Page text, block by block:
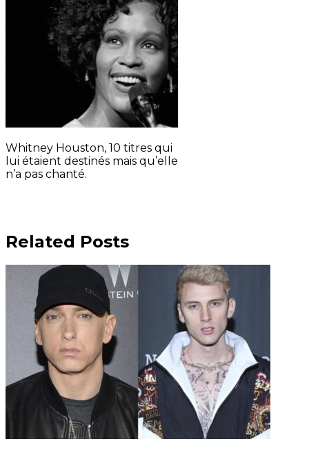
Whitney Houston, 10 titres qui
lui étaient destinés mais qu’elle
n’a pas chanté.
Related Posts